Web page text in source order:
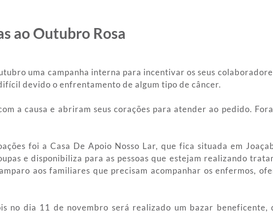
ao Outubro Rosa
uma campanha interna para incentivar os seus
devido o enfrentamento de algum tipo de câncer.
a causa e abriram seus corações para atender ao pedido.
foi a Casa De Apoio Nosso Lar, que fica situada em
e disponibiliza para as pessoas que estejam realizando
aos familiares que precisam acompanhar os enfermos,
no dia 11 de novembro será realizado um bazar beneficente,